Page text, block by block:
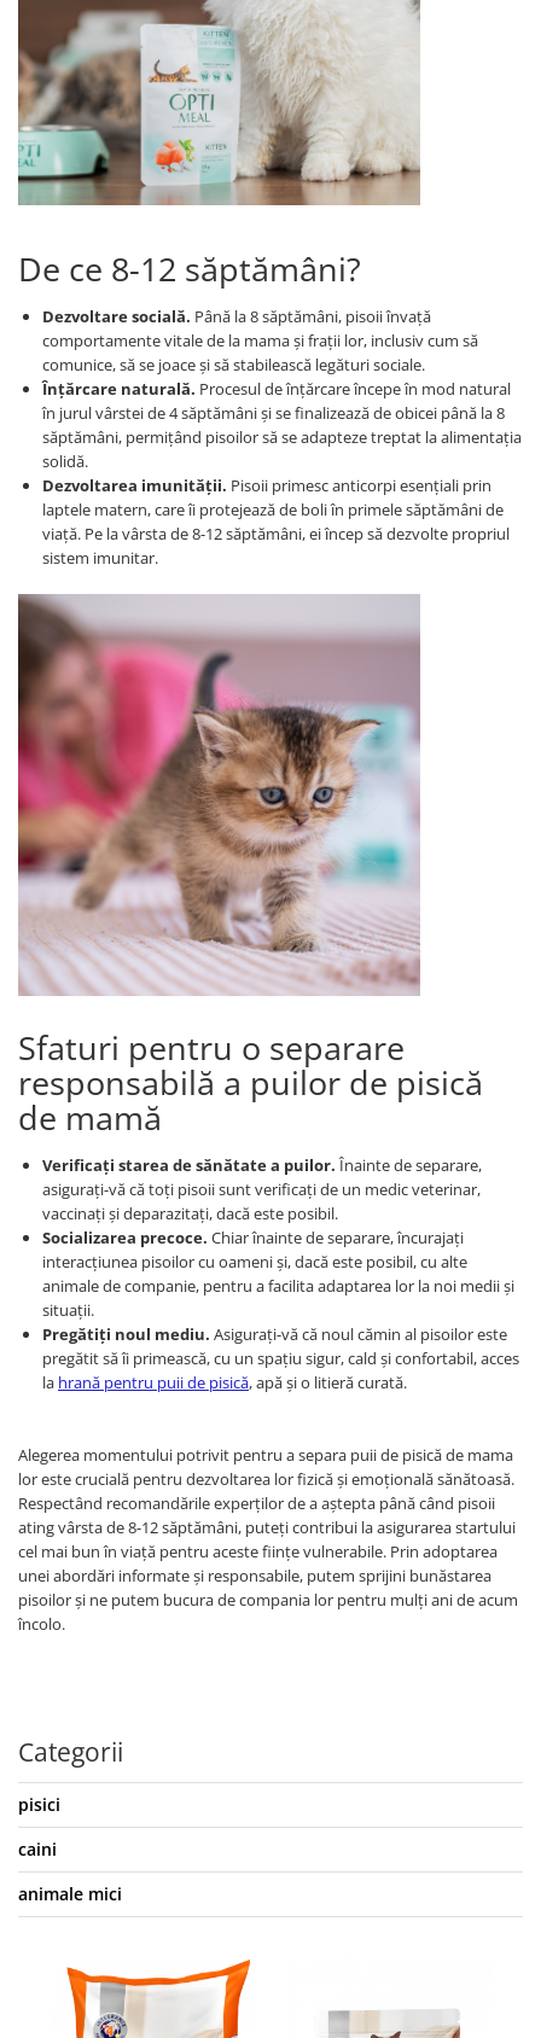
De ce 8-12 săptămâni?
Dezvoltare socială. Până la 8 săptămâni, pisoii învață
comportamente vitale de la mama și frații lor, inclusiv cum să
comunice, să se joace și să stabilească legături sociale.
Înțărcare naturală. Procesul de înțărcare începe în mod natural
în jurul vârstei de 4 săptămâni și se finalizează de obicei până la 8
săptămâni, permițând pisoilor să se adapteze treptat la alimentația
solidă.
Dezvoltarea imunității. Pisoii primesc anticorpi esențiali prin
laptele matern, care îi protejează de boli în primele săptămâni de
viață. Pe la vârsta de 8-12 săptămâni, ei încep să dezvolte propriul
sistem imunitar.
Sfaturi pentru o separare
responsabilă a puilor de pisică
de mamă
Verificați starea de sănătate a puilor. Înainte de separare,
asigurați-vă că toți pisoii sunt verificați de un medic veterinar,
vaccinați și deparazitați, dacă este posibil.
Socializarea precoce. Chiar înainte de separare, încurajați
interacțiunea pisoilor cu oameni și, dacă este posibil, cu alte
animale de companie, pentru a facilita adaptarea lor la noi medii și
situații.
Pregătiți noul mediu. Asigurați-vă că noul cămin al pisoilor este
pregătit să îi primească, cu un spațiu sigur, cald și confortabil, acces
la hrană pentru puii de pisică, apă și o litieră curată.
Alegerea momentului potrivit pentru a separa puii de pisică de mama
lor este crucială pentru dezvoltarea lor fizică și emoțională sănătoasă.
Respectând recomandările experților de a aștepta până când pisoii
ating vârsta de 8-12 săptămâni, puteți contribui la asigurarea startului
cel mai bun în viață pentru aceste ființe vulnerabile. Prin adoptarea
unei abordări informate și responsabile, putem sprijini bunăstarea
pisoilor și ne putem bucura de compania lor pentru mulți ani de acum
încolo.
Categorii
pisici
caini
animale mici